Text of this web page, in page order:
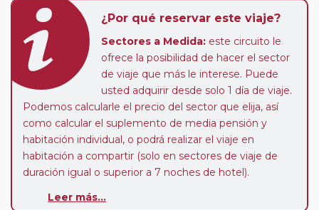
¿Por qué reservar este viaje?
Sectores a Medida: este circuito le
ofrece la posibilidad de hacer el sector
de viaje que más le interese. Puede
usted adquirir desde solo 1 día de viaje.
Podemos calcularle el precio del sector que elija, así
como calcular el suplemento de media pensión y
habitación individual, o podrá realizar el viaje en
habitación a compartir (solo en sectores de viaje de
duración igual o superior a 7 noches de hotel).
de que usted pueda programar una o más paradas en
Leer más...